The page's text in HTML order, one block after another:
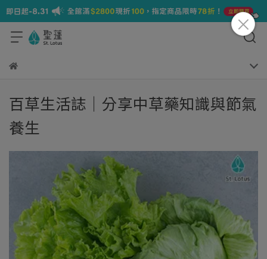
百草生活誌｜分享中草藥知識與節氣
養生